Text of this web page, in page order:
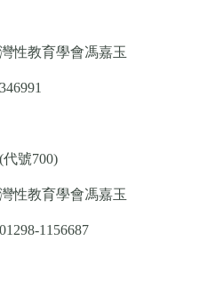
性教育學會馮嘉玉
號700)
性教育學會馮嘉玉
1156687